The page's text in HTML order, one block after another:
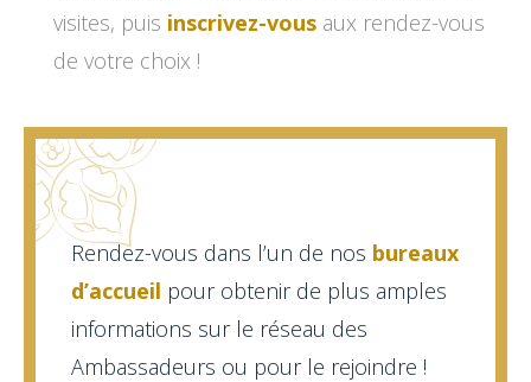
visites, puis inscrivez-vous aux rendez-vous
de votre choix !
Rendez-vous dans l’un de nos bureaux
d’accueil pour obtenir de plus amples
informations sur le réseau des
Ambassadeurs ou pour le rejoindre !